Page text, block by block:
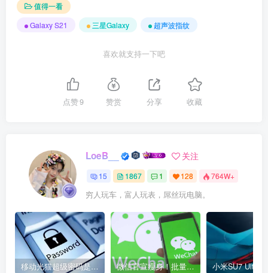
值得一看
Galaxy S21
三星Galaxy 超声波指纹
喜欢就支持一下吧
点赞9 赞赏 分享 收藏
LoeB__ 关注
15 1867 1 128 764W+
穷人玩车，富人玩表，屌丝玩电脑。
移动光猫超级密码是多少？移动光猫超级管理员后台账号与密码 微信官宣瘦身！批量清理原图新功能来了 安卓、iOS均可使用